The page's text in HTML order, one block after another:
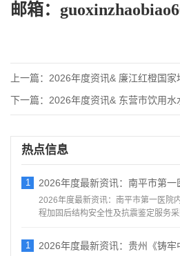
邮箱：
上一篇： 2026年度资讯& 廉江红橙国家
下一篇： 2026年度资讯& 东营市饮用
热点信息
1 2026年度最新资讯：南平市第一
2026年度最新资讯：南平市第一医院
程加固后结构安全性及抗震鉴定服务
1 2026年度最新资讯：贵州《铸牢